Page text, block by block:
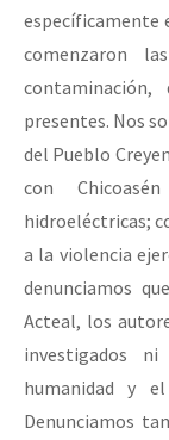
específicamente
comenzaron
contaminación,
presentes. Nos
del Pueblo
con
hidroeléctricas;
a la violencia
denunciamos
Acteal, los
investigados
humanidad y
Denunciamos